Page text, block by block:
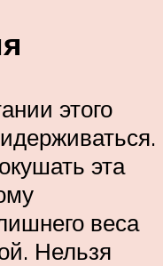
этого
эта
веса
Нельзя